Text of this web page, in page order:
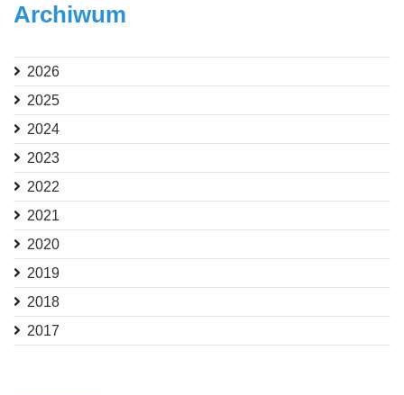
Archiwum
2026
2025
2024
2023
2022
2021
2020
2019
2018
2017